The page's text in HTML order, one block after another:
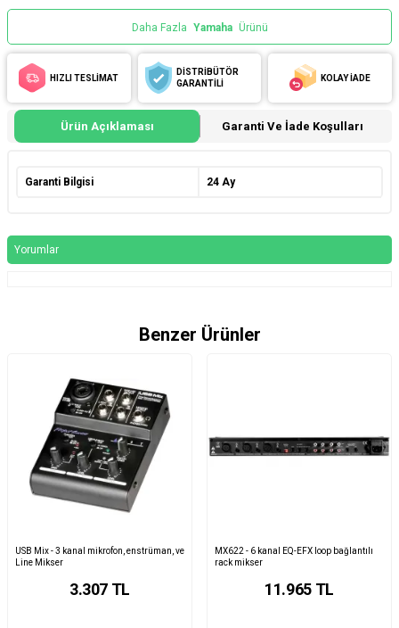
Daha Fazla Yamaha Ürünü
HIZLI TESLİMAT
DİSTRİBÜTÖR
GARANTİLİ
KOLAY İADE
Ürün Açıklaması Garanti Ve İade Koşulları
Garanti Bilgisi 24 Ay
Yorumlar
Benzer Ürünler
USB Mix - 3 kanal mikrofon, enstrüman, ve
Line Mikser
3.307 TL
MX622 - 6 kanal EQ-EFX loop bağlantılı
rack mikser
11.965TL